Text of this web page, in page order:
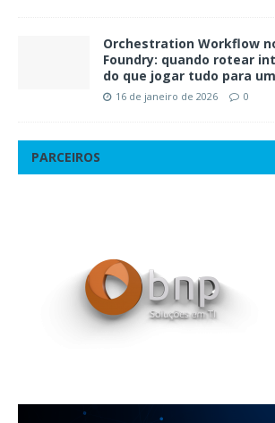
Orchestration Workflow
Foundry: quando rotear
do que jogar tudo para
16 de janeiro de 2026 0
PARCEIROS